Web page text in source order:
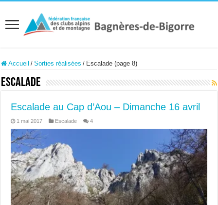
Accueil / Sorties réalisées / Escalade (page 8)
Escalade
Escalade au Cap d’Aou – Dimanche 16 avril
1 mai 2017 Escalade 4